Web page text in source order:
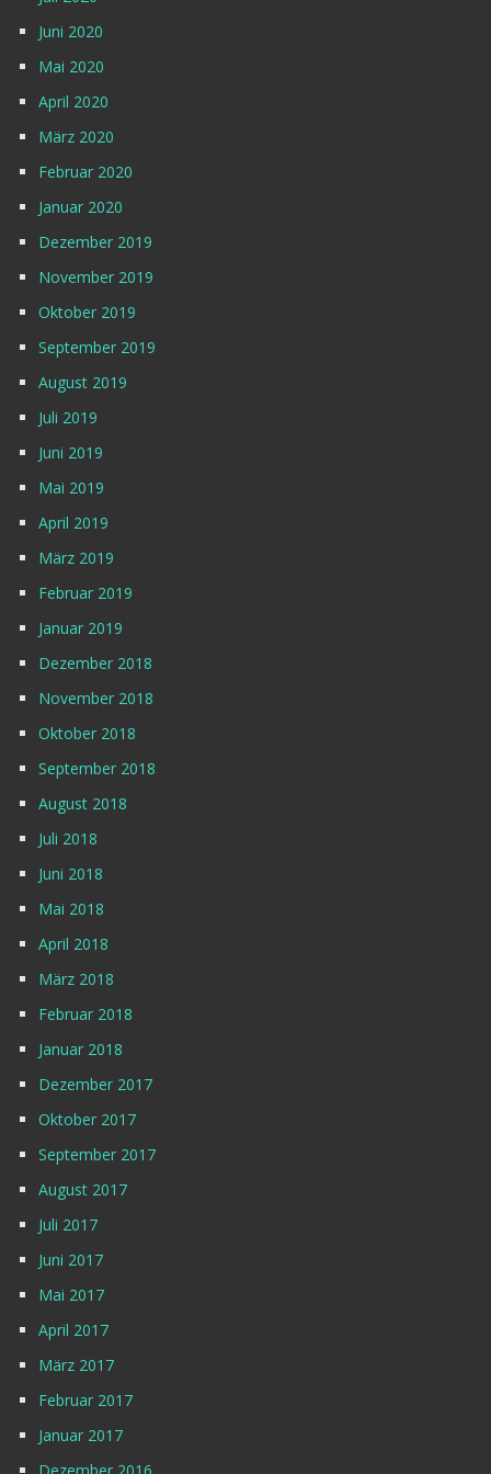
Juni 2020
Mai 2020
April 2020
März 2020
Februar 2020
Januar 2020
Dezember 2019
November 2019
Oktober 2019
September 2019
August 2019
Juli 2019
Juni 2019
Mai 2019
April 2019
März 2019
Februar 2019
Januar 2019
Dezember 2018
November 2018
Oktober 2018
September 2018
August 2018
Juli 2018
Juni 2018
Mai 2018
April 2018
März 2018
Februar 2018
Januar 2018
Dezember 2017
Oktober 2017
September 2017
August 2017
Juli 2017
Juni 2017
Mai 2017
April 2017
März 2017
Februar 2017
Januar 2017